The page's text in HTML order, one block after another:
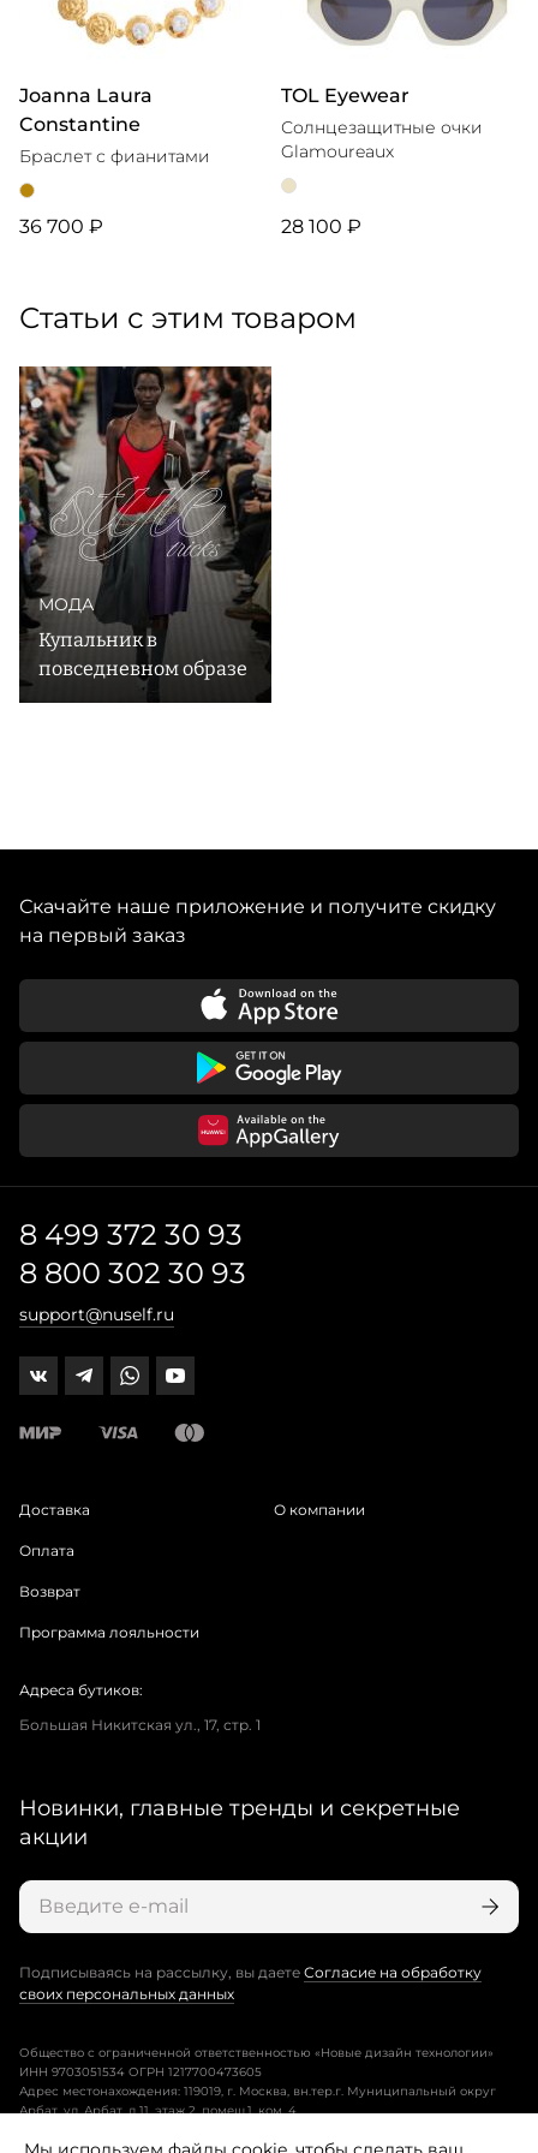
Joanna Laura
Constantine
Браслет с фианитами
36 700 ₽
TOL Eyewear
Солнцезащитные очки
Glamoureaux
28 100 ₽
Статьи с этим товаром
МОДА
Купальник в
повседневном образе
Скачайте наше приложение и получите скидку
на первый заказ
8 499 372 30 93
8 800 302 30 93
support@nuself.ru
Доставка
Оплата
Возврат
Программа лояльности
О компании
Адреса бутиков:
Большая Никитская ул., 17, стр. 1
Новинки, главные тренды и секретные
акции
Подписываясь на рассылку, вы даете Согласие на обработку
своих персональных данных
Общество с ограниченной ответственностью «Новые дизайн технологии»
ИНН 9703051534 ОГРН 1217700473605
Адрес местонахождения: 119019, г. Москва, вн.тер.г. Муниципальный округ
Арбат, ул. Арбат, д.11, этаж 2, помещ.1, ком. 4.